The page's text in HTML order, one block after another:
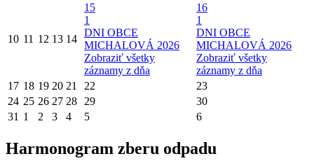
10 11 12 13 14
15
1
DNI OBCE
MICHALOVÁ 2026
Zobraziť všetky
záznamy z dňa
16
1
DNI OBCE
MICHALOVÁ 2026
Zobraziť všetky
záznamy z dňa
17 18 19 20 21 22
23
24 25 26 27 28 29
30
31 1 2 3 4 5 6
Harmonogram zberu odpadu